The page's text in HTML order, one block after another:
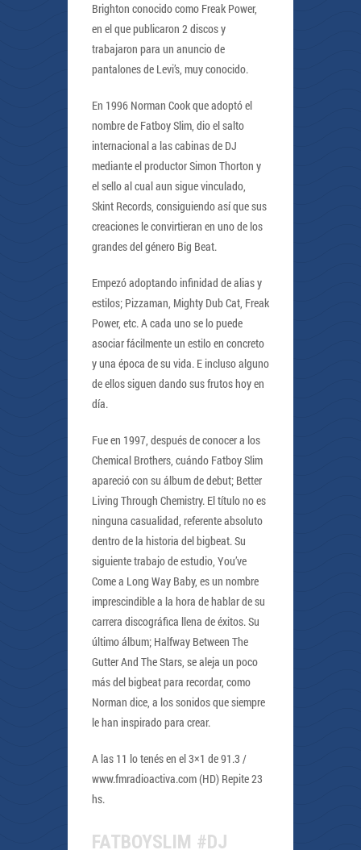
Brighton conocido como Freak Power,
en el que publicaron 2 discos y
trabajaron para un anuncio de
pantalones de Levi’s, muy conocido.
En 1996 Norman Cook que adoptó el
nombre de Fatboy Slim, dio el salto
internacional a las cabinas de DJ
mediante el productor Simon Thorton y
el sello al cual aun sigue vinculado,
Skint Records, consiguiendo así que sus
creaciones le convirtieran en uno de los
grandes del género Big Beat.
Empezó adoptando infinidad de alias y
estilos; Pizzaman, Mighty Dub Cat, Freak
Power, etc. A cada uno se lo puede
asociar fácilmente un estilo en concreto
y una época de su vida. E incluso alguno
de ellos siguen dando sus frutos hoy en
día.
Fue en 1997, después de conocer a los
Chemical Brothers, cuándo Fatboy Slim
apareció con su álbum de debut; Better
Living Through Chemistry. El título no es
ninguna casualidad, referente absoluto
dentro de la historia del bigbeat. Su
siguiente trabajo de estudio, You’ve
Come a Long Way Baby, es un nombre
imprescindible a la hora de hablar de su
carrera discográfica llena de éxitos. Su
último álbum; Halfway Between The
Gutter And The Stars, se aleja un poco
más del bigbeat para recordar, como
Norman dice, a los sonidos que siempre
le han inspirado para crear.
A las 11 lo tenés en el 3×1 de 91.3 /
www.fmradioactiva.com (HD) Repite 23
hs.
FATBOYSLIM #DJ